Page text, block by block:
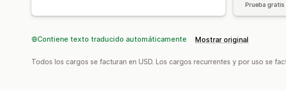
Prueba gratis
Contiene texto traducido automáticamente Mostrar original
Todos los cargos se facturan en USD. Los cargos recurrentes y por uso se